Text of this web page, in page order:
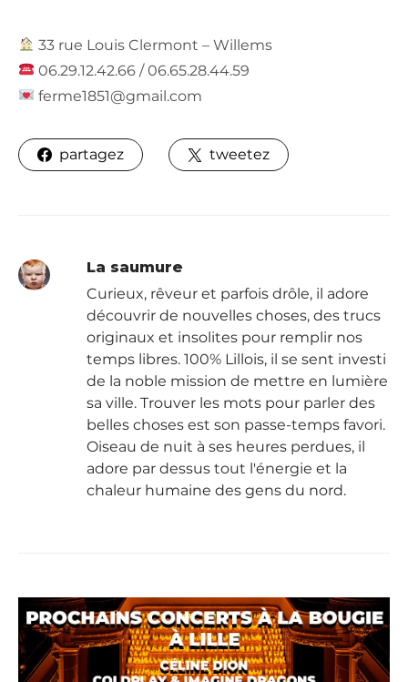
33 rue Louis Clermont – Willems
06.29.12.42.66 / 06.65.28.44.59
ferme1851@gmail.com
partagez tweetez
La saumure
Curieux, rêveur et parfois drôle, il adore
découvrir de nouvelles choses, des trucs
originaux et insolites pour remplir nos
temps libres. 100% Lillois, il se sent investi
de la noble mission de mettre en lumière
sa ville. Trouver les mots pour parler des
belles choses est son passe-temps favori.
Oiseau de nuit à ses heures perdues, il
adore par dessus tout l'énergie et la
chaleur humaine des gens du nord.